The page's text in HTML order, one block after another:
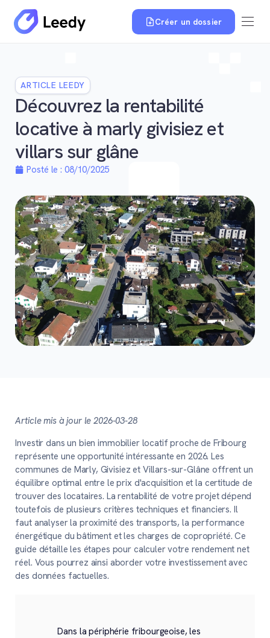
Créer un dossier
ARTICLE LEEDY
Découvrez la rentabilité
locative à marly givisiez et
villars sur glâne
Posté le : 08/10/2025
Article mis à jour le 2026-03-28
Investir dans un bien immobilier locatif proche de Fribourg
représente une opportunité intéressante en 2026. Les
communes de Marly, Givisiez et Villars-sur-Glâne offrent un
équilibre optimal entre le prix d'acquisition et la certitude de
trouver des locataires. La rentabilité de votre projet dépend
toutefois de plusieurs critères techniques et financiers. Il
faut analyser la proximité des transports, la performance
énergétique du bâtiment et les charges de copropriété. Ce
guide détaille les étapes pour calculer votre rendement net
réel. Vous pourrez ainsi aborder votre investissement avec
des données factuelles.
Dans la périphérie fribourgeoise, les